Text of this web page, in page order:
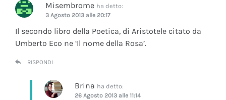
Misembrome ha detto:
3 Agosto 2013 alle 20:17
Il secondo libro della Poetica, di Aristotele citato da
Umberto Eco ne ‘Il nome della Rosa’.
RISPONDI
Brina ha detto:
26 Agosto 2013 alle 11:14